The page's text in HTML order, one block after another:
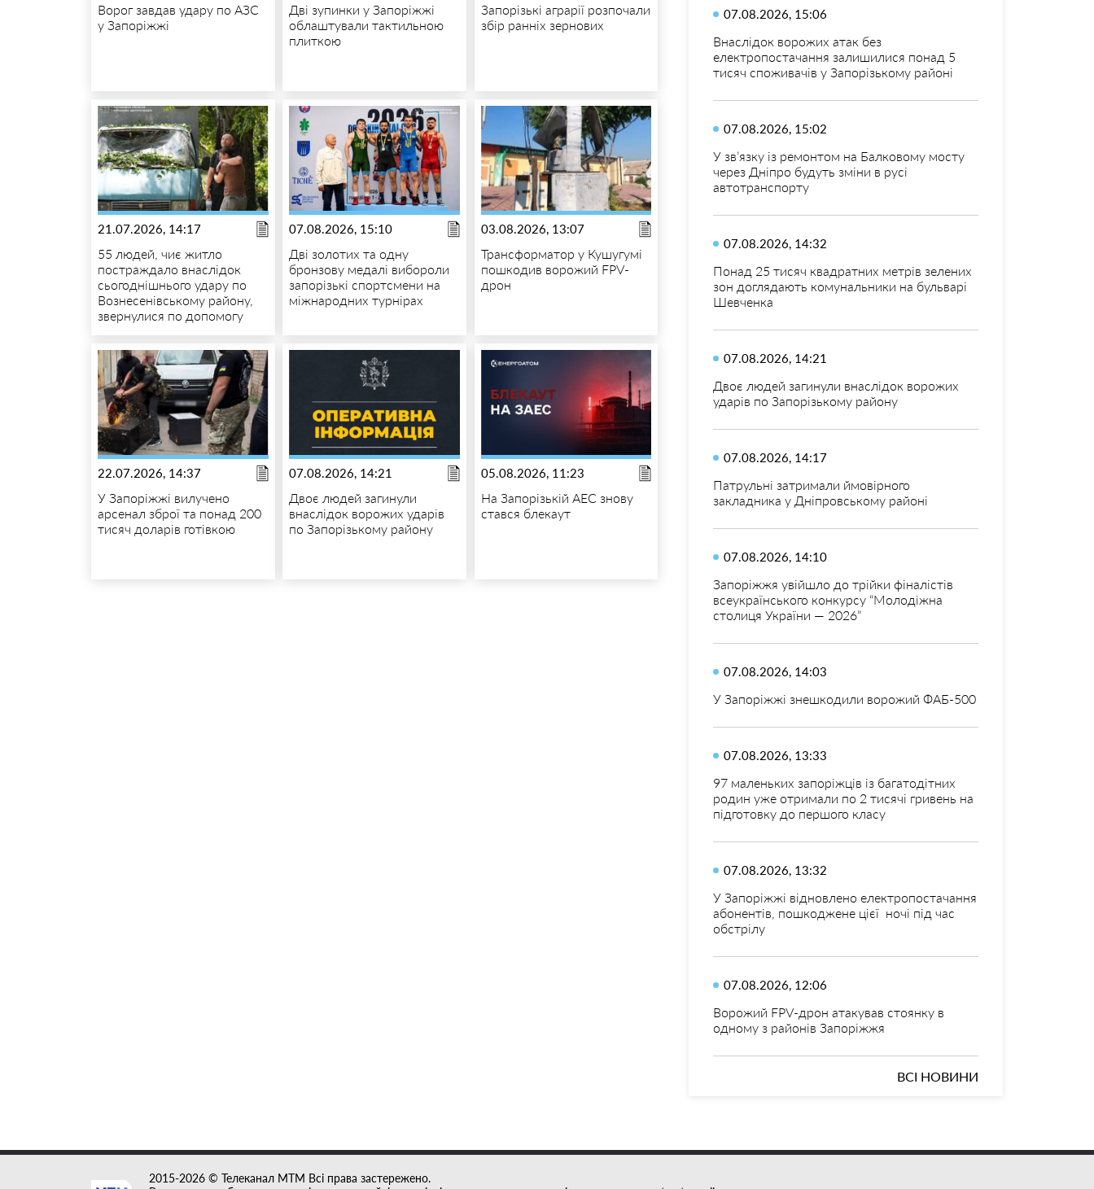
Ворог завдав удару по АЗС
у Запоріжжі
Дві зупинки у Запоріжжі
облаштували тактильною
плиткою
Запорізькі аграрії розпочали
збір ранніх зернових
21.07.2026, 14:17
55 людей, чиє житло
постраждало внаслідок
сьогоднішнього удару по
Вознесенівському району,
звернулися по допомогу
07.08.2026, 15:10
Дві золотих та одну
бронзову медалі вибороли
запорізькі спортсмени на
міжнародних турнірах
03.08.2026, 13:07
Трансформатор у Кушугумі
пошкодив ворожий FPV-
дрон
22.07.2026, 14:37
У Запоріжжі вилучено
арсенал зброї та понад 200
тисяч доларів готівкою
07.08.2026, 14:21
Двоє людей загинули
внаслідок ворожих ударів
по Запорізькому району
05.08.2026, 11:23
На Запорізькій АЕС знову
стався блекаут
07.08.2026, 15:06
Внаслідок ворожих атак без
електропостачання залишилися понад 5
тисяч споживачів у Запорізькому районі
07.08.2026, 15:02
У зв’язку із ремонтом на Балковому мосту
через Дніпро будуть зміни в русі
автотранспорту
07.08.2026, 14:32
Понад 25 тисяч квадратних метрів зелених
зон доглядають комунальники на бульварі
Шевченка
07.08.2026, 14:21
Двоє людей загинули внаслідок ворожих
ударів по Запорізькому району
07.08.2026, 14:17
Патрульні затримали ймовірного
закладника у Дніпровському районі
07.08.2026, 14:10
Запоріжжя увійшло до трійки фіналістів
всеукраїнського конкурсу “Молодіжна
столиця України — 2026”
07.08.2026, 14:03
У Запоріжжі знешкодили ворожий ФАБ-500
07.08.2026, 13:33
97 маленьких запоріжців із багатодітних
родин уже отримали по 2 тисячі гривень на
підготовку до першого класу
07.08.2026, 13:32
У Запоріжжі відновлено електропостачання
абонентів, пошкоджене цієї ночі під час
обстрілу
07.08.2026, 12:06
Ворожий FPV-дрон атакував стоянку в
одному з районів Запоріжжя
ВСІ НОВИНИ
2015-2026 © Телеканал MTM Всі права застережено.